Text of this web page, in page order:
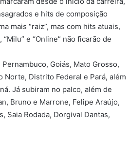
e hits de composição
mais “raiz”, mas com hits atuais,
“Milu” e “Online” não ficarão de
Goiás, Mato Grosso,
Norte, Distrito Federal e Pará, além
Já subiram no palco, além de
Bruno e Marrone, Felipe Araújo,
Saia Rodada, Dorgival Dantas,